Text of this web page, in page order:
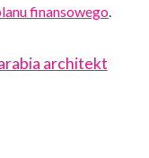
finansowego
architekt